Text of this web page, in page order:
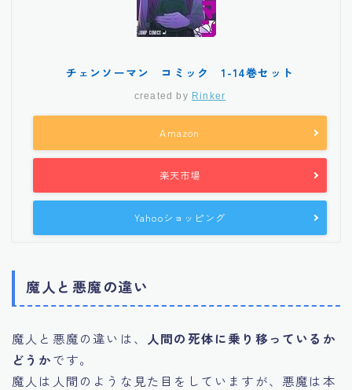
チェンソーマン コミック 1-14巻セット
created by Rinker
Amazon
楽天市場
Yahooショッピング
魔人と悪魔の違い
魔人と悪魔の違いは、
人間の死体に乗り移っているか
どうかです。
魔人は人間のような見た目をしていますが、悪魔は本